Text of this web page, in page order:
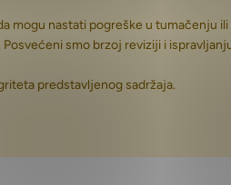
mogu nastati pogreške u tumačenju
smo brzoj reviziji i
predstavljenog sadržaja.